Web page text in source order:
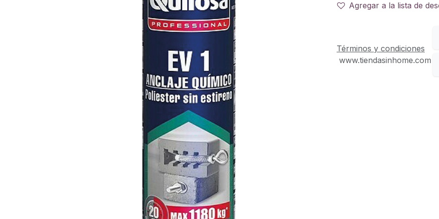
Agregar a la lista de
Términos y condiciones
www.tiendasinhome.com